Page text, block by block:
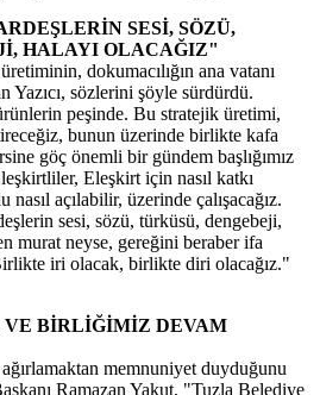
SESİ, SÖZÜ,
HALAYI OLACAĞIZ"
dokumacılığın ana vatanı
Yazıcı, sözlerini şöyle sürdürdü.
peşinde. Bu stratejik üretimi,
bunun üzerinde birlikte kafa
göç önemli bir gündem başlığımız
Eleşkirt için nasıl katkı
açılabilir, üzerinde çalışacağız.
sesi, sözü, türküsü, dengebeji,
murat neyse, gereğini beraber ifa
iri olacak, birlikte diri olacağız."
BİRLİĞİMİZ DEVAM
memnuniyet duyduğunu
Ramazan Yakut, "Tuzla Belediye